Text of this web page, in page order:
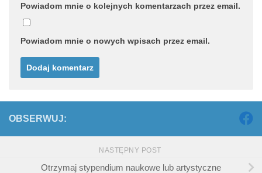
Powiadom mnie o kolejnych komentarzach przez email.
Powiadom mnie o nowych wpisach przez email.
OBSERWUJ:
NASTĘPNY POST
Otrzymaj stypendium naukowe lub artystyczne